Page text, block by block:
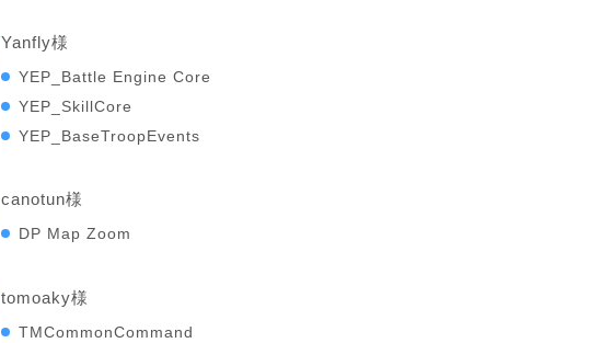
Yanfly様
YEP_Battle Engine Core
YEP_SkillCore
YEP_BaseTroopEvents
canotun様
DP Map Zoom
tomoaky様
TMCommonCommand